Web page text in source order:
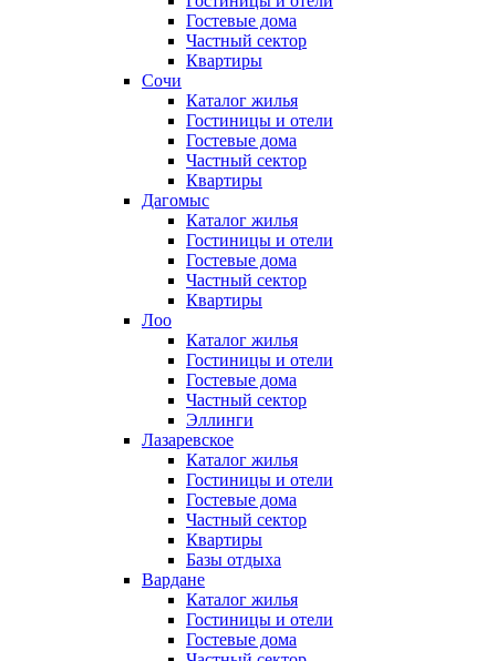
Гостевые дома
Частный сектор
Квартиры
Сочи
Каталог жилья
Гостиницы и отели
Гостевые дома
Частный сектор
Квартиры
Дагомыс
Каталог жилья
Гостиницы и отели
Гостевые дома
Частный сектор
Квартиры
Лоо
Каталог жилья
Гостиницы и отели
Гостевые дома
Частный сектор
Эллинги
Лазаревское
Каталог жилья
Гостиницы и отели
Гостевые дома
Частный сектор
Квартиры
Базы отдыха
Вардане
Каталог жилья
Гостиницы и отели
Гостевые дома